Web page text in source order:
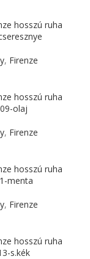
hosszú ruha
, Firenze
hosszú ruha
09-olaj
, Firenze
hosszú ruha
menta
, Firenze
hosszú ruha
s.kék